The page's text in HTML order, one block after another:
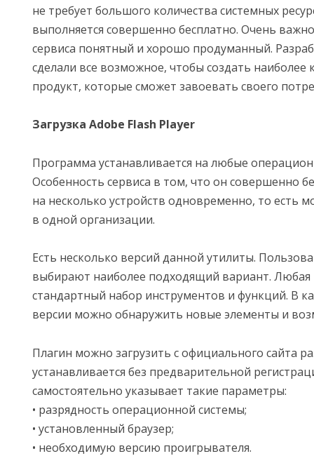
не требует большого количества системных
выполняется совершенно бесплатно. Очень
сервиса понятный и хорошо продуманный.
сделали все возможное, чтобы создать наиболее
продукт, которые сможет завоевать своего
Загрузка Adobe Flash Player
Программа устанавливается на любые
Особенность сервиса в том, что он совершенно
на несколько устройств одновременно, то есть
в одной организации.
Есть несколько версий данной утилиты.
выбирают наиболее подходящий вариант. Любая
стандартный набор инструментов и функций. В
версии можно обнаружить новые элементы и
Плагин можно загрузить с официального сайта
устанавливается без предварительной
самостоятельно указывает такие параметры:
• разрядность операционной системы;
• установленный браузер;
• необходимую версию проигрывателя.